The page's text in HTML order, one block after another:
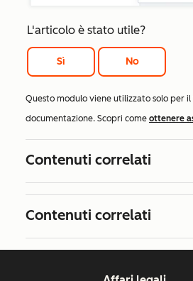
L'articolo è stato utile?
Sì No
Questo modulo viene utilizzato solo per
documentazione. Scopri come ottenere
Contenuti correlati
Contenuti correlati